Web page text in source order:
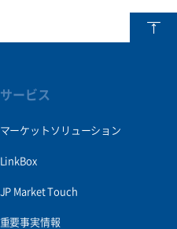
サービス
マーケットソリューション
LinkBox
JP Market Touch
重要事実情報